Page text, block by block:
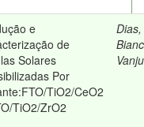
e
de
Solares
Por
TiO2/CeO2
TiO2/ZrO2
Dias,